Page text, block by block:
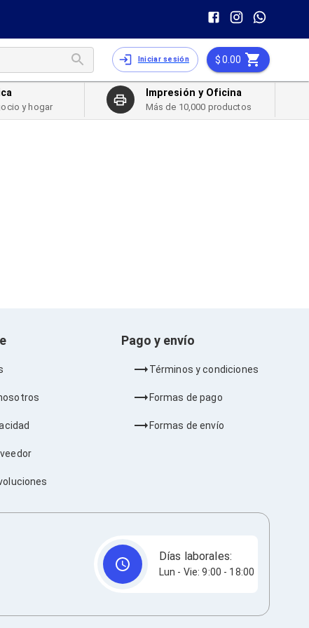
Iniciar sesión 0.00
y hogar
Impresión y Oficina
Más de 10,000 productos
Pago y envío
Términos y condiciones
Formas de pago
Formas de envío
Días laborales:
Lun - Vie: 9:00 - 18:00